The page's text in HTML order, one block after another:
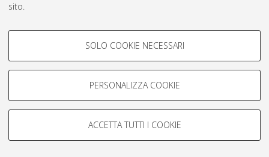
sito.
COOKIE DI PROFILAZIONE -
Si tratta di cookie utilizzati per analizzare le caratteristiche della
navigazione degli utenti, creare profili in base al loro comportamento
Mostra cookie di profilazione
COOKIE TECNICI - NECESSARI
SOLO COOKIE NECESSARI
PERSONALIZZA COOKIE
ACCETTA TUTTI I COOKIE
© ALMA MATER STUDIORUM - Università di Bologna, 2007-2026.